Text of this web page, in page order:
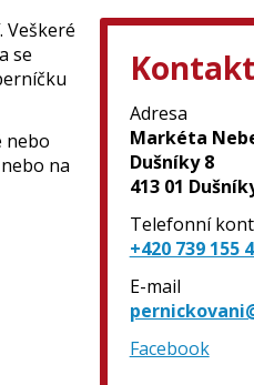
Veškeré
se
nebo
na
Kontakt
Adresa
Markéta
Dušníky 8
413 01
Telefonní
+420 739 155
E-mail
Facebook